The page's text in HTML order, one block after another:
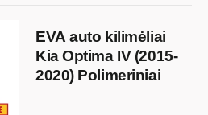
EVA auto kilimėliai
Kia Optima IV (2015-
2020) Polimeriniai